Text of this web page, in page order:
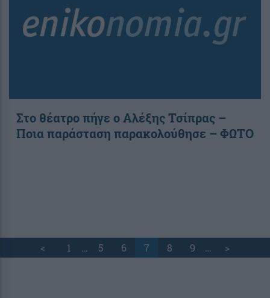
Στο θέατρο πήγε ο Αλέξης Τσίπρας –
Ποια παράσταση παρακολούθησε – ΦΩΤΟ
< 1 … 5 6 7 8 9 … >